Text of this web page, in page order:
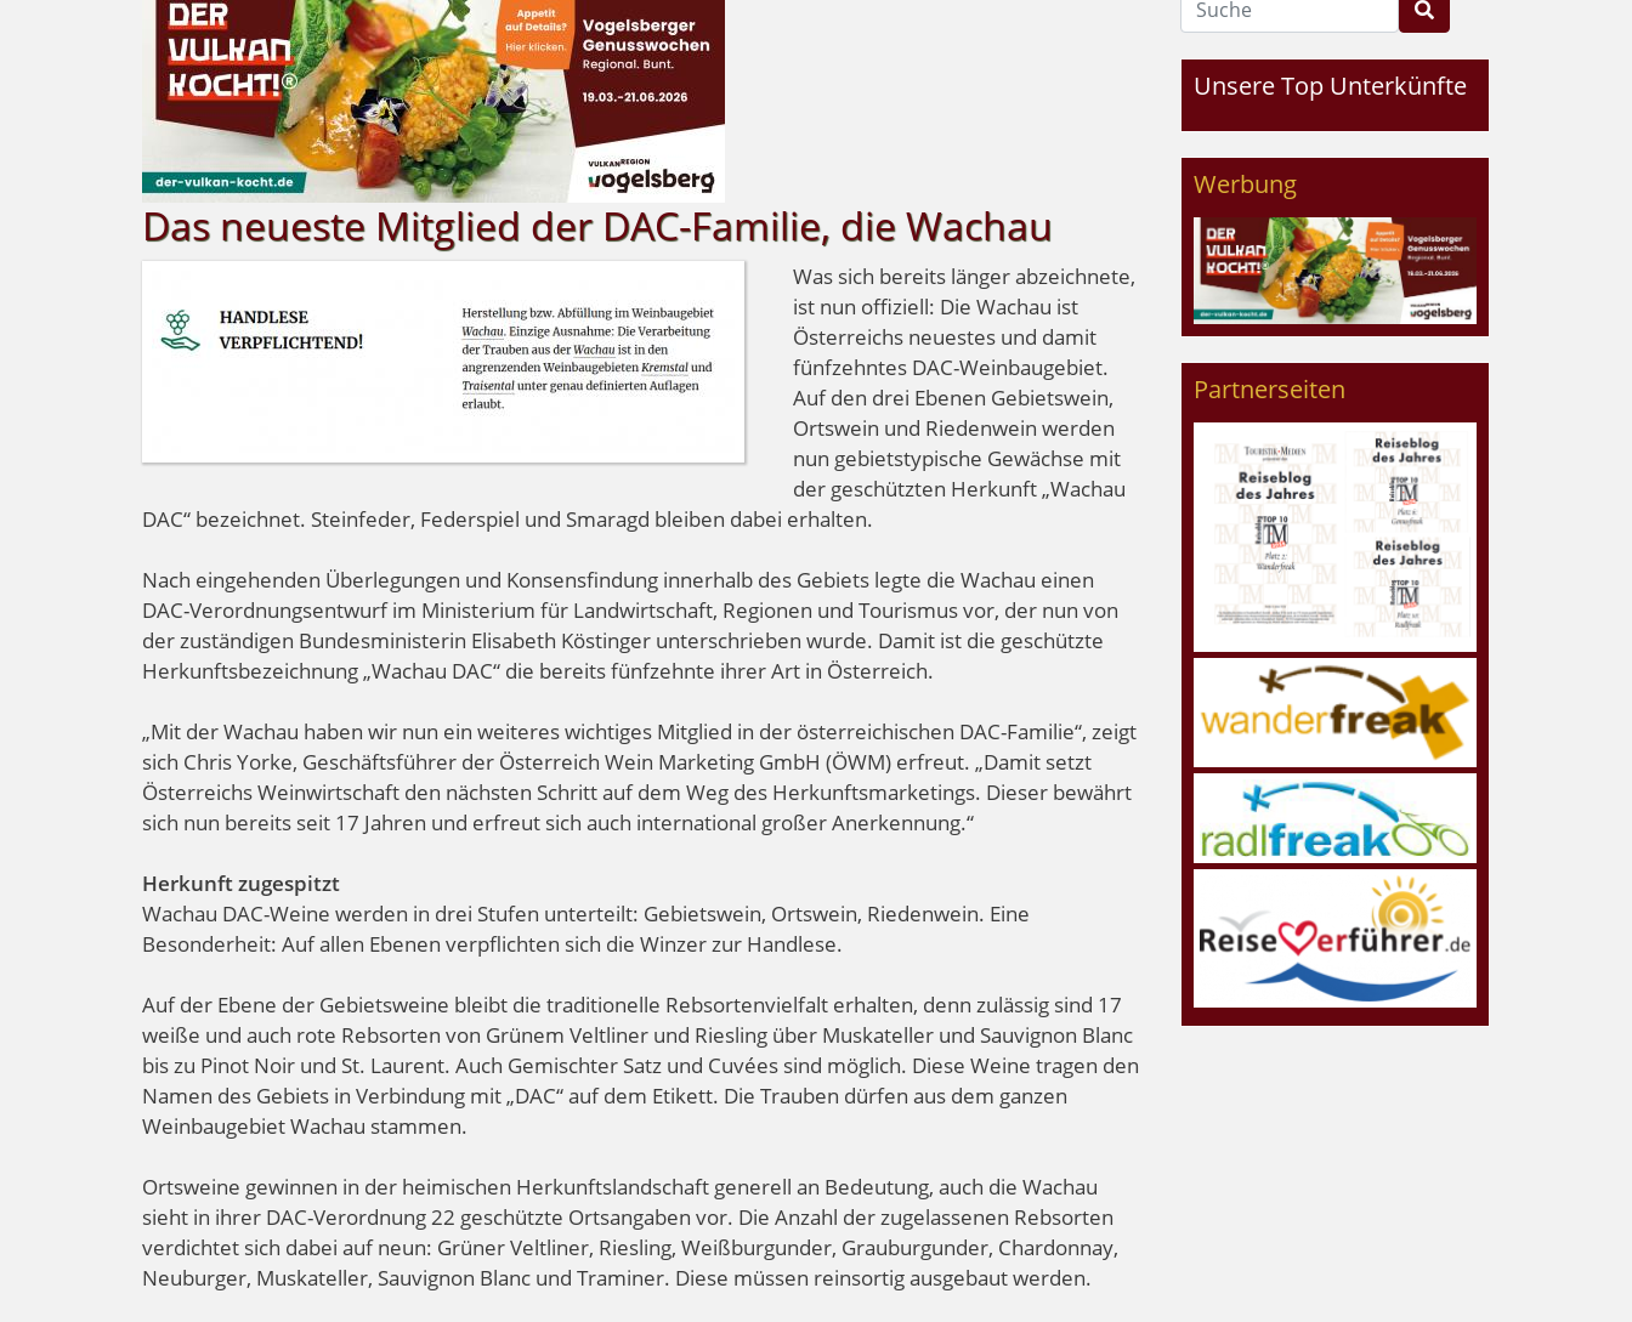
Das neueste Mitglied der DAC-Familie, die Wachau
Was sich bereits länger abzeichnete,
ist nun offiziell: Die Wachau ist
Österreichs neuestes und damit
fünfzehntes DAC-Weinbaugebiet.
Auf den drei Ebenen Gebietswein,
Ortswein und Riedenwein werden
nun gebietstypische Gewächse mit
der geschützten Herkunft „Wachau
DAC“ bezeichnet. Steinfeder, Federspiel und Smaragd bleiben dabei erhalten.
Nach eingehenden Überlegungen und Konsensfindung innerhalb des Gebiets legte die Wachau einen
DAC-Verordnungsentwurf im Ministerium für Landwirtschaft, Regionen und Tourismus vor, der nun von
der zuständigen Bundesministerin Elisabeth Köstinger unterschrieben wurde. Damit ist die geschützte
Herkunftsbezeichnung „Wachau DAC“ die bereits fünfzehnte ihrer Art in Österreich.
„Mit der Wachau haben wir nun ein weiteres wichtiges Mitglied in der österreichischen DAC-Familie“, zeigt
sich Chris Yorke, Geschäftsführer der Österreich Wein Marketing GmbH (ÖWM) erfreut. „Damit setzt
Österreichs Weinwirtschaft den nächsten Schritt auf dem Weg des Herkunftsmarketings. Dieser bewährt
sich nun bereits seit 17 Jahren und erfreut sich auch international großer Anerkennung.“
Herkunft zugespitzt
Wachau DAC-Weine werden in drei Stufen unterteilt: Gebietswein, Ortswein, Riedenwein. Eine
Besonderheit: Auf allen Ebenen verpflichten sich die Winzer zur Handlese.
Auf der Ebene der Gebietsweine bleibt die traditionelle Rebsortenvielfalt erhalten, denn zulässig sind 17
weiße und auch rote Rebsorten von Grünem Veltliner und Riesling über Muskateller und Sauvignon Blanc
bis zu Pinot Noir und St. Laurent. Auch Gemischter Satz und Cuvées sind möglich. Diese Weine tragen den
Namen des Gebiets in Verbindung mit „DAC“ auf dem Etikett. Die Trauben dürfen aus dem ganzen
Weinbaugebiet Wachau stammen.
Ortsweine gewinnen in der heimischen Herkunftslandschaft generell an Bedeutung, auch die Wachau
sieht in ihrer DAC-Verordnung 22 geschützte Ortsangaben vor. Die Anzahl der zugelassenen Rebsorten
verdichtet sich dabei auf neun: Grüner Veltliner, Riesling, Weißburgunder, Grauburgunder, Chardonnay,
Neuburger, Muskateller, Sauvignon Blanc und Traminer. Diese müssen reinsortig ausgebaut werden.
Unsere Top Unterkünfte
Werbung
Partnerseiten